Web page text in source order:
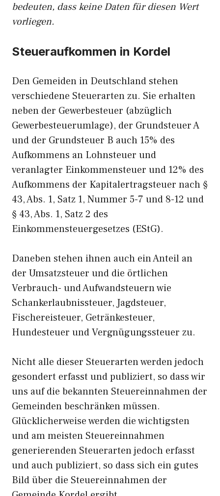
bedeuten, dass keine Daten für diesen Wert
vorliegen.
Steueraufkommen in Kordel
Den Gemeiden in Deutschland stehen
verschiedene Steuerarten zu. Sie erhalten
neben der Gewerbesteuer (abzüglich
Gewerbesteuerumlage), der Grundsteuer A
und der Grundsteuer B auch 15% des
Aufkommens an Lohnsteuer und
veranlagter Einkommensteuer und 12% des
Aufkommens der Kapitalertragsteuer nach §
43, Abs. 1, Satz 1, Nummer 5-7 und 8-12 und
§ 43, Abs. 1, Satz 2 des
Einkommensteuergesetzes (EStG).
Daneben stehen ihnen auch ein Anteil an
der Umsatzsteuer und die örtlichen
Verbrauch- und Aufwandsteuern wie
Schankerlaubnissteuer, Jagdsteuer,
Fischereisteuer, Getränkesteuer,
Hundesteuer und Vergnügungssteuer zu.
Nicht alle dieser Steuerarten werden jedoch
gesondert erfasst und publiziert, so dass wir
uns auf die bekannten Steuereinnahmen der
Gemeinden beschränken müssen.
Glücklicherweise werden die wichtigsten
und am meisten Steuereinnahmen
generierenden Steuerarten jedoch erfasst
und auch publiziert, so dass sich ein gutes
Bild über die Steuereinnahmen der